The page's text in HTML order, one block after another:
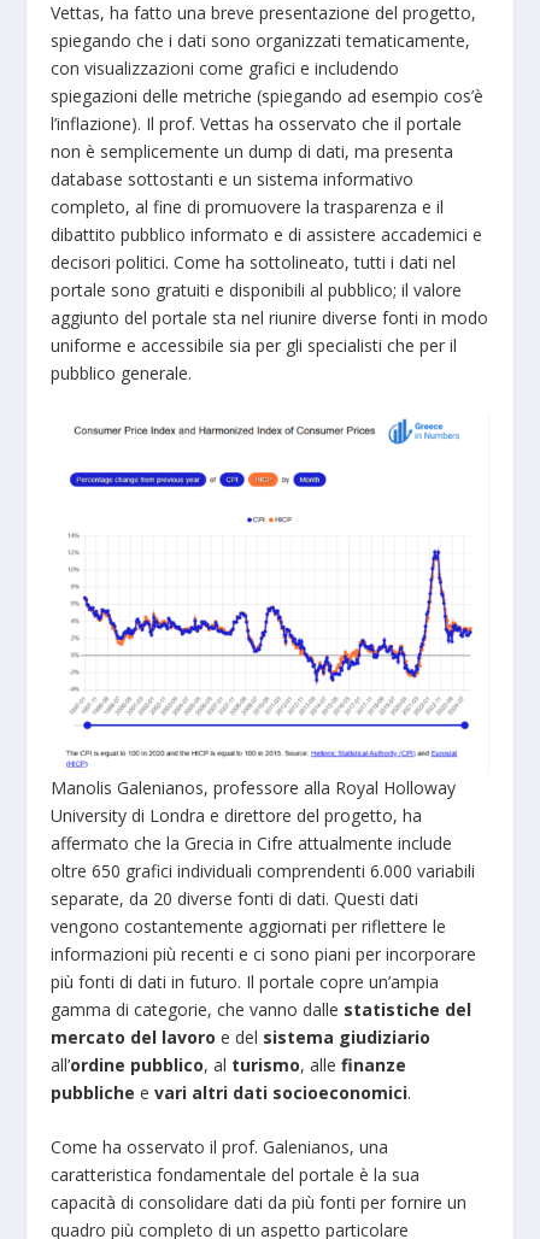
Vettas, ha fatto una breve presentazione del progetto,
spiegando che i dati sono organizzati tematicamente,
con visualizzazioni come grafici e includendo
spiegazioni delle metriche (spiegando ad esempio cos’è
l’inflazione). Il prof. Vettas ha osservato che il portale
non è semplicemente un dump di dati, ma presenta
database sottostanti e un sistema informativo
completo, al fine di promuovere la trasparenza e il
dibattito pubblico informato e di assistere accademici e
decisori politici. Come ha sottolineato, tutti i dati nel
portale sono gratuiti e disponibili al pubblico; il valore
aggiunto del portale sta nel riunire diverse fonti in modo
uniforme e accessibile sia per gli specialisti che per il
pubblico generale.
Manolis Galenianos, professore alla Royal Holloway
University di Londra e direttore del progetto, ha
affermato che la Grecia in Cifre attualmente include
oltre 650 grafici individuali comprendenti 6.000 variabili
separate, da 20 diverse fonti di dati. Questi dati
vengono costantemente aggiornati per riflettere le
informazioni più recenti e ci sono piani per incorporare
più fonti di dati in futuro. Il portale copre un’ampia
gamma di categorie, che vanno dalle statistiche del
mercato del lavoro e del sistema giudiziario
all’ordine pubblico, al turismo, allefinanze
pubbliche evari altri dati socioeconomici.
Come ha osservato il prof. Galenianos, una
caratteristica fondamentale del portale è la sua
capacità di consolidare dati da più fonti per fornire un
quadro più completo di un aspetto particolare